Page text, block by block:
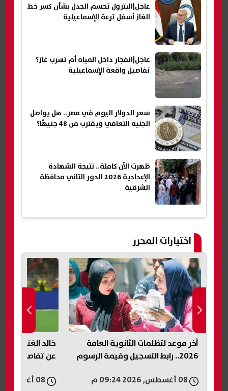
عاجل|البترول تحسم الجدل بشأن كسر خط
الغاز أسفل ترعة الإسماعيلية
عاجل|انفجار داخل المياه أم تسرب غاز؟
تفاصيل واقعة الإسماعيلية
سعر الدولار اليوم في مصر.. هل يواصل
الجنيه التعافي ويقترب من 48 جنيهًا؟
ظهرت الآن كاملة.. نتيجة الشهادة
الإعدادية 2026 الدور الثاني محافظة
الشرقية
اختيارات المحرر
آخر موعد لتظلمات الثانوية العامة
2026.. رابط التسجيل وقيمة الرسوم
خالد الغندور
عن تفاصيل عقد